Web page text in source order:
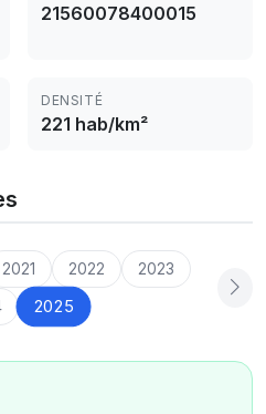
21560078400015
DENSITÉ
221 hab/km²
2021 2022 2023
2025